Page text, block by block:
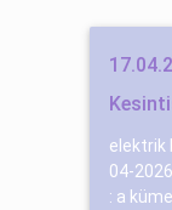
elektrik
04-
: a